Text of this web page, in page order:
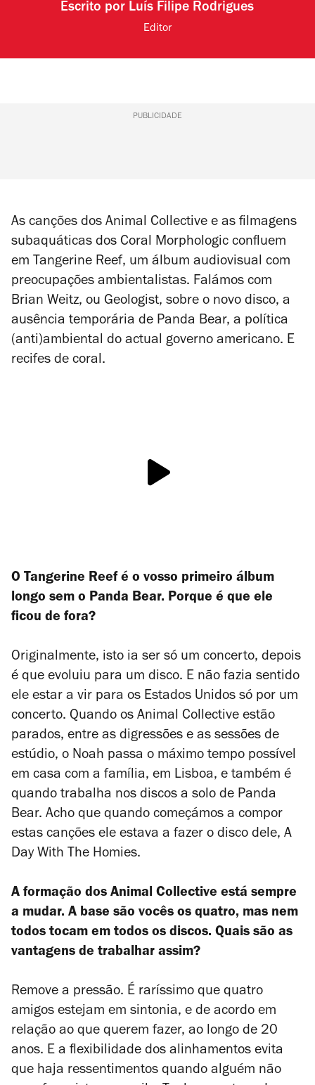
Escrito por Luís Filipe Rodrigues
Editor
PUBLICIDADE
As canções dos Animal Collective e as filmagens
subaquáticas dos Coral Morphologic confluem
em Tangerine Reef, um álbum audiovisual com
preocupações ambientalistas. Falámos com
Brian Weitz, ou Geologist, sobre o novo disco, a
ausência temporária de Panda Bear, a política
(anti)ambiental do actual governo americano. E
recifes de coral.
O Tangerine Reef é o vosso primeiro álbum
longo sem o Panda Bear. Porque é que ele
ficou de fora?
Originalmente, isto ia ser só um concerto, depois
é que evoluiu para um disco. E não fazia sentido
ele estar a vir para os Estados Unidos só por um
concerto. Quando os Animal Collective estão
parados, entre as digressões e as sessões de
estúdio, o Noah passa o máximo tempo possível
em casa com a família, em Lisboa, e também é
quando trabalha nos discos a solo de Panda
Bear. Acho que quando começámos a compor
estas canções ele estava a fazer o disco dele, A
Day With The Homies.
A formação dos Animal Collective está sempre
a mudar. A base são vocês os quatro, mas nem
todos tocam em todos os discos. Quais são as
vantagens de trabalhar assim?
Remove a pressão. É raríssimo que quatro
amigos estejam em sintonia, e de acordo em
relação ao que querem fazer, ao longo de 20
anos. E a flexibilidade dos alinhamentos evita
que haja ressentimentos quando alguém não